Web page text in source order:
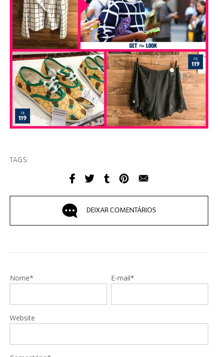
TAGS:
DEIXAR COMENTÁRIOS
Nome* E-mail*
Website